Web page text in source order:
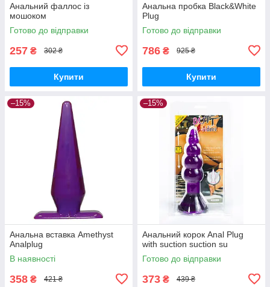
Анальний фаллос із
мошоком
Готово до відправки
257 ₴ 302 ₴
Купити
Анальна пробка Black&White
Plug
Готово до відправки
786 ₴ 925 ₴
Купити
–15%
Анальна вставка Amethyst
Analplug
В наявності
358 ₴ 421 ₴
–15%
Анальний корок Anal Plug
with suction suction su
Готово до відправки
373 ₴ 439 ₴